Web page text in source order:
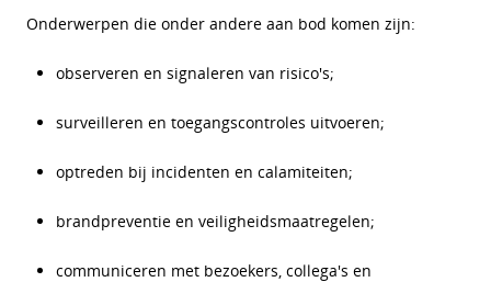
Onderwerpen die onder andere aan bod komen zijn:
observeren en signaleren van risico's;
surveilleren en toegangscontroles uitvoeren;
optreden bij incidenten en calamiteiten;
brandpreventie en veiligheidsmaatregelen;
communiceren met bezoekers, collega's en